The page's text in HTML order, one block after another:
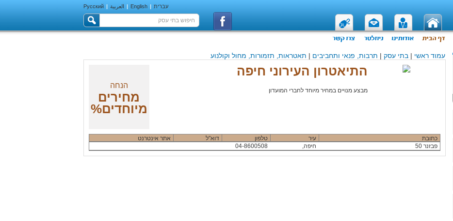
עברית |
English
| العربية |
Русский
עמוד ראשי |בתי עסק | תרבות, פנאי ותחביבים | תאטראות, תזמורות, מחול וקולנוע
התיאטרון העירוני חיפה
מבצע מנויים במחיר מיוחד לחברי המועדון
הנחה
מחירים
מיוחדים%
כתובת עיר טלפון דוא"ל
אתר אינטרנט
פבזנר 50
חיפה, 04-8600508